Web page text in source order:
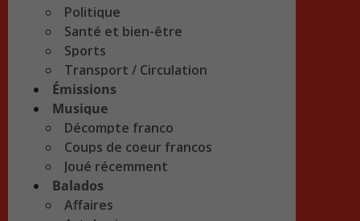
Politique
Santé et bien-être
Sports
Transport / Circulation
Émissions
Musique
Décompte franco
Coups de coeur francos
Joué récemment
Balados
Affaires